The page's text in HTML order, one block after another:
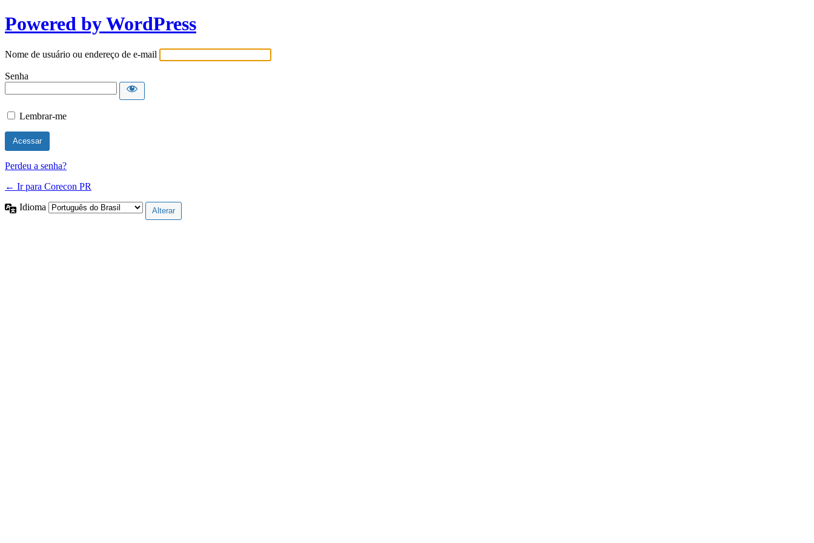
Powered by WordPress
Nome de usuário ou endereço de e-mail
Senha
Lembrar-me
Perdeu a senha?
← Ir para Corecon PR
Idioma